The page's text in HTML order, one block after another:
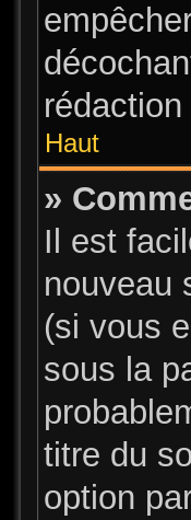
Haut
»
Il est
nouveau
(si vous
sous la
titre du
option